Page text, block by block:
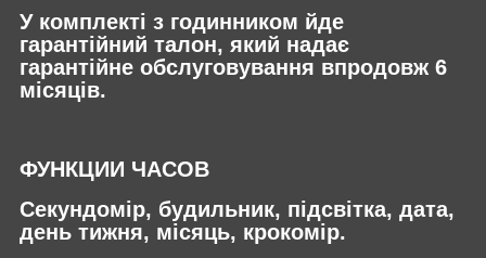
У комплекті з годинником йде
гарантійний талон, який надає
гарантійне обслуговування впродовж 6
місяців.
ФУНКЦИИ ЧАСОВ
Секундомір, будильник, підсвітка, дата,
день тижня, місяць, крокомір.